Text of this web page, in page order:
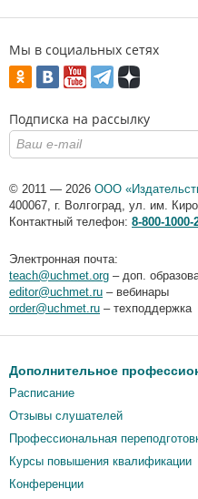
Мы в социальных сетях
Подписка на рассылку
© 2011 — 2026 ООО
400067, г. Волгоград, ул. им.
Контактный телефон: 8-800-1000-
Электронная почта:
teach@uchmet.org – доп.
editor@uchmet.ru – вебинары
order@uchmet.ru – техподдержка
Дополнительное
Расписание
Отзывы слушателей
Профессиональная
Курсы повышения квалификации
Конференции